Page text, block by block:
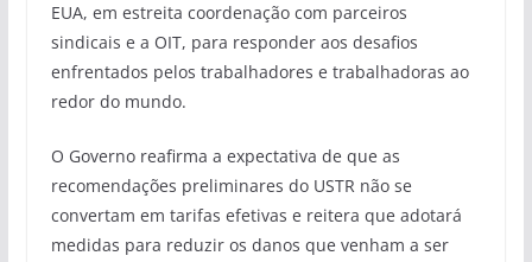
EUA, em estreita coordenação com parceiros
sindicais e a OIT, para responder aos desafios
enfrentados pelos trabalhadores e trabalhadoras ao
redor do mundo.
O Governo reafirma a expectativa de que as
recomendações preliminares do USTR não se
convertam em tarifas efetivas e reitera que adotará
medidas para reduzir os danos que venham a ser